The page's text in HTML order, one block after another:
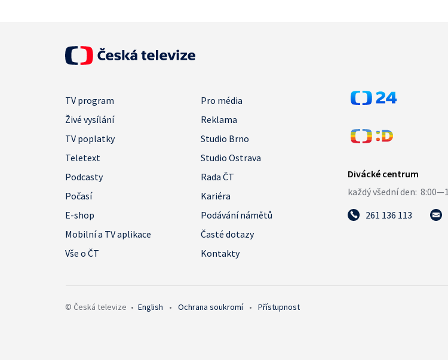
TV program
Pro média
Živé vysílání
Reklama
TV poplatky
Studio Brno
Teletext
Studio Ostrava
Podcasty
Rada ČT
Počasí
Kariéra
E-shop
Podávání námětů
Mobilní a TV aplikace
Časté dotazy
Vše o ČT
Kontakty
261 136 113
© Česká televize • English • Ochrana soukromí • Přístupnost